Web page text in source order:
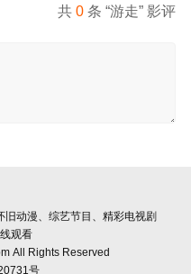
共0 条 “游走” 影评
动漫、综艺节目、精彩电视剧
观看
All Rights Reserved
号